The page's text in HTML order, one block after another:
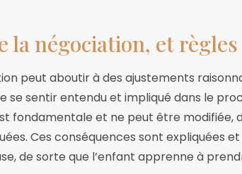
la négociation, et
peut aboutir à des ajustements
se sentir entendu et impliqué dans le
fondamentale et ne peut être modifiée,
Ces conséquences sont expliquées
de sorte que l’enfant apprenne à